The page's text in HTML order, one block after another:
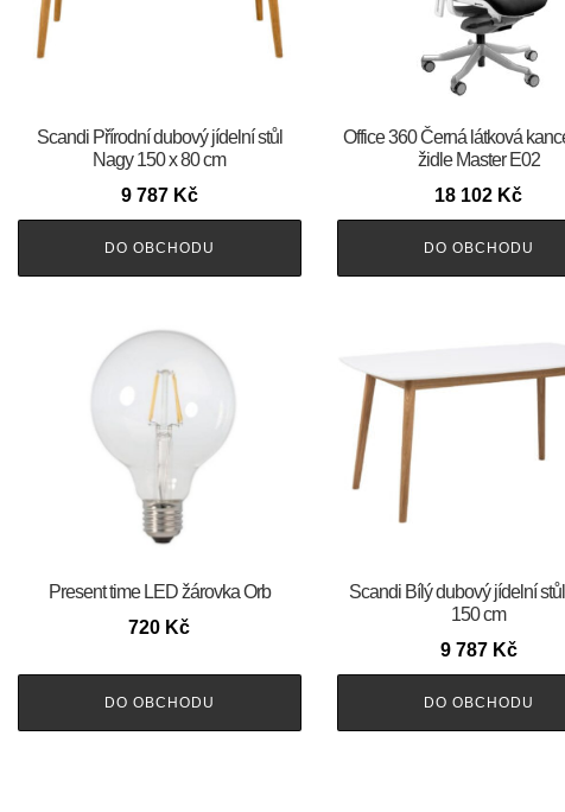
Scandi Přírodní dubový jídelní stůl
Nagy 150 x 80 cm
9 787 Kč
DO OBCHODU
Office 360 Černá látková
židle Master E02
18 102 Kč
DO OBCHODU
Present time LED žárovka Orb
720 Kč
DO OBCHODU
Scandi Bílý dubový jídelní
150 cm
9 787 Kč
DO OBCHODU